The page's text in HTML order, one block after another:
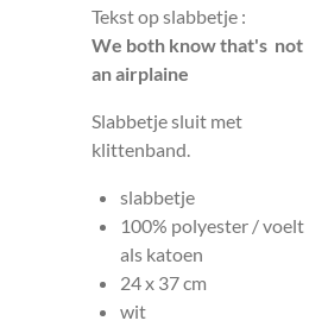
Tekst op slabbetje :
We both know that's not
an airplaine
Slabbetje sluit met
klittenband.
slabbetje
100% polyester / voelt
als katoen
24 x 37 cm
wit